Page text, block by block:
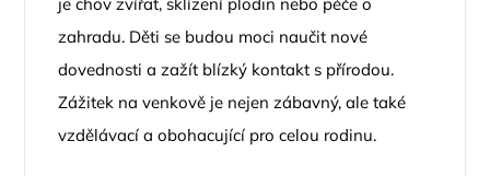
zahradu. Děti se budou moci naučit nové
dovednosti a zažít blízký kontakt s přírodou.
Zážitek na venkově je nejen zábavný, ale také
vzdělávací a obohacující pro celou rodinu.